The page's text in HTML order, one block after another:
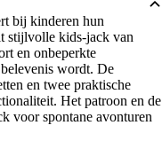
bij kinderen hun
stijlvolle kids-jack van
en onbeperkte
wordt. De
en twee praktische
Het patroon en de
voor spontane avonturen